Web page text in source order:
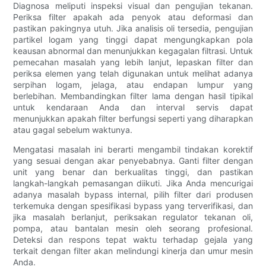
Diagnosa meliputi inspeksi visual dan pengujian tekanan.
Periksa filter apakah ada penyok atau deformasi dan
pastikan pakingnya utuh. Jika analisis oli tersedia, pengujian
partikel logam yang tinggi dapat mengungkapkan pola
keausan abnormal dan menunjukkan kegagalan filtrasi. Untuk
pemecahan masalah yang lebih lanjut, lepaskan filter dan
periksa elemen yang telah digunakan untuk melihat adanya
serpihan logam, jelaga, atau endapan lumpur yang
berlebihan. Membandingkan filter lama dengan hasil tipikal
untuk kendaraan Anda dan interval servis dapat
menunjukkan apakah filter berfungsi seperti yang diharapkan
atau gagal sebelum waktunya.
Mengatasi masalah ini berarti mengambil tindakan korektif
yang sesuai dengan akar penyebabnya. Ganti filter dengan
unit yang benar dan berkualitas tinggi, dan pastikan
langkah-langkah pemasangan diikuti. Jika Anda mencurigai
adanya masalah bypass internal, pilih filter dari produsen
terkemuka dengan spesifikasi bypass yang terverifikasi, dan
jika masalah berlanjut, periksakan regulator tekanan oli,
pompa, atau bantalan mesin oleh seorang profesional.
Deteksi dan respons tepat waktu terhadap gejala yang
terkait dengan filter akan melindungi kinerja dan umur mesin
Anda.